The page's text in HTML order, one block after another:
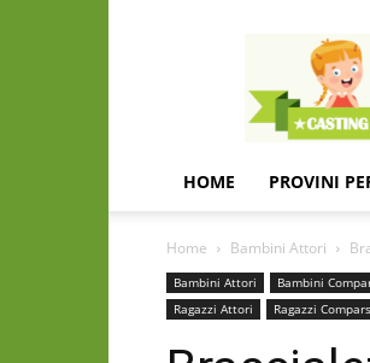
HOME PROVINI
Home Bambini Attori
Bambini Attori Bambini
Ragazzi Attori
Ragazzi